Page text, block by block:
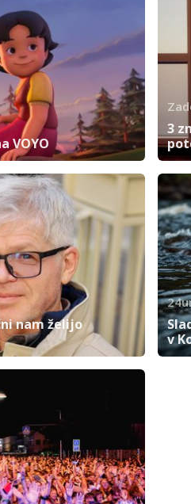
VOYO
3
nam želijo
v